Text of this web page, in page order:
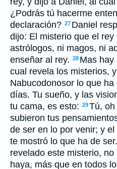
¿Podrás tú hacerme
declaración? 27 Daniel
dijo: El misterio que el
astrólogos, ni magos, ni
enseñar al rey. 28 Mas hay
cual revela los misterios,
Nabucodonosor lo que
días. Tu sueño, y las
tu cama, es esto: 29Tú, oh
subieron tus
de ser en lo por venir; y
te mostró lo que ha de ser.
revelado este misterio,
haya, más que en todos